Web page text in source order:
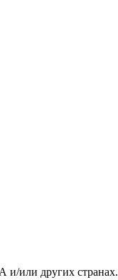
или других странах.